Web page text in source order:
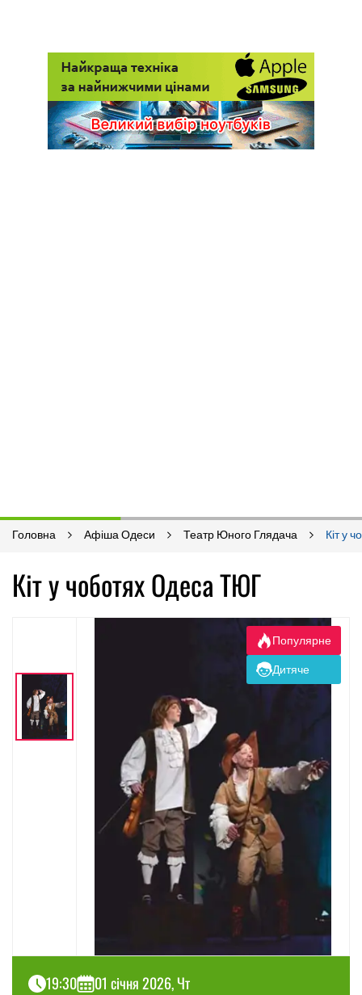
Головна Афіша Одеси Театр Юного Глядача Кіт у
Кіт у чоботях Одеса ТЮГ
Популярне
Дитяче
19:30 01 січня 2026, Чт